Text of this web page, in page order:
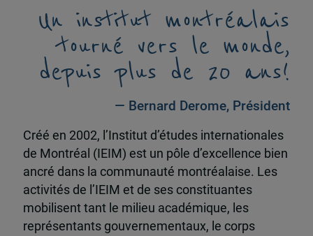
Un institut montréalais
tourné vers le monde,
depuis plus de 20 ans!
— Bernard Derome, Président
Créé en 2002, l’Institut d’études internationales
de Montréal (IEIM) est un pôle d’excellence bien
ancré dans la communauté montréalaise. Les
activités de l’IEIM et de ses constituantes
mobilisent tant le milieu académique, les
représentants gouvernementaux, le corps